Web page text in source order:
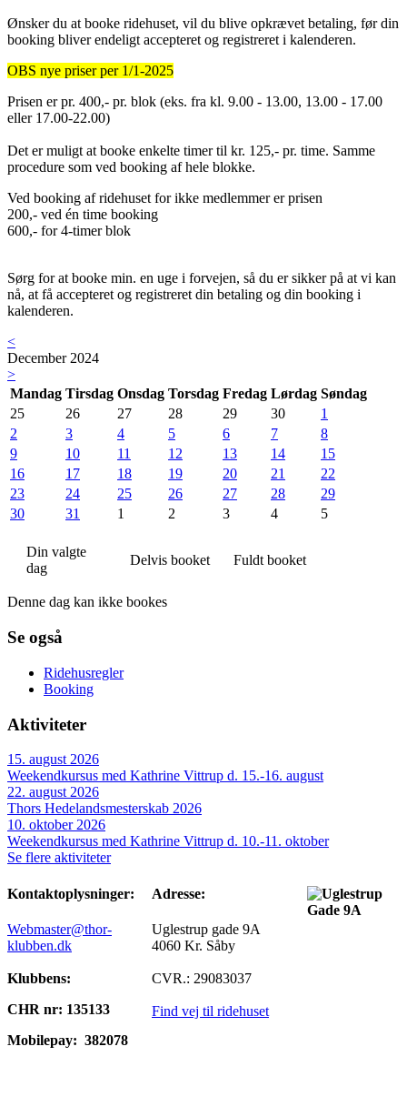
Ønsker du at booke ridehuset, vil du blive opkrævet betaling, før din
booking bliver endeligt accepteret og registreret i kalenderen.
OBS nye priser per 1/1-2025
Prisen er pr. 400,- pr. blok (eks. fra kl. 9.00 - 13.00, 13.00 - 17.00
eller 17.00-22.00)
Det er muligt at booke enkelte timer til kr. 125,- pr. time. Samme
procedure som ved booking af hele blokke.
Ved booking af ridehuset for ikke medlemmer er prisen
200,- ved én time booking
600,- for 4-timer blok
Sørg for at booke min. en uge i forvejen, så du er sikker på at vi kan
nå, at få accepteret og registreret din betaling og din booking i
kalenderen.
<
December 2024
>
Mandag Tirsdag Onsdag Torsdag Fredag Lørdag Søndag
25
26 27 28 29 30
1
2
3 4 5 6 7
8
9
10 11 12 13 14
15
16
17 18 19 20 21
22
23
24 25 26 27 28
29
30
31 1 2 3 4 5
Din valgte
dag
Delvis booket Fuldt booket
Denne dag kan ikke bookes
Se også
Ridehusregler
Booking
Aktiviteter
15. august 2026
Weekendkursus med Kathrine Vittrup d. 15.-16. august
22. august 2026
Thors Hedelandsmesterskab 2026
10. oktober 2026
Weekendkursus med Kathrine Vittrup d. 10.-11. oktober
Se flere aktiviteter
Kontaktoplysninger:
Webmaster@thor-
klubben.dk
Klubbens:
CHR nr: 135133
Mobilepay: 382078
Adresse:
Uglestrup gade 9A
4060 Kr. Såby
CVR.: 29083037
Find vej til ridehuset